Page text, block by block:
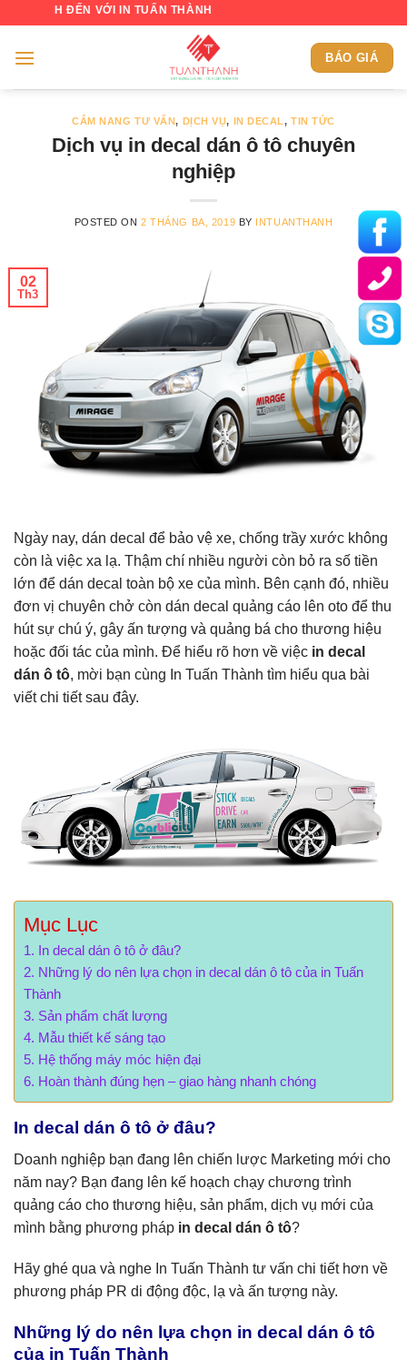
content
ĐẾN VỚI IN TUẤN THÀNH
BÁO GIÁ
CẨM NANG TƯ VẤN, DỊCH VỤ, IN DECAL,TIN TỨC
Dịch vụ in decal dán ô tô chuyên
nghiệp
POSTED ON2 THÁNG BA, 2019 BY INTUANTHANH
02
Th3
Ngày nay, dán decal để bảo vệ xe, chống trầy xước không
còn là việc xa lạ. Thậm chí nhiều người còn bỏ ra số tiền
lớn để dán decal toàn bộ xe của mình. Bên cạnh đó, nhiều
đơn vị chuyên chở còn dán decal quảng cáo lên oto để thu
hút sự chú ý, gây ấn tượng và quảng bá cho thương hiệu
hoặc đối tác của mình. Để hiểu rõ hơn về việc in decal
dán ô tô, mời bạn cùng In Tuấn Thành tìm hiểu qua bài
viết chi tiết sau đây.
Mục Lục
In decal dán ô tô ở đâu?
Những lý do nên lựa chọn in decal dán ô tô của in Tuấn
Thành
Sản phẩm chất lượng
Mẫu thiết kế sáng tạo
Hệ thống máy móc hiện đại
Hoàn thành đúng hẹn – giao hàng nhanh chóng
In decal dán ô tô ở đâu?
Doanh nghiệp bạn đang lên chiến lược Marketing mới cho
năm nay? Bạn đang lên kế hoạch chạy chương trình
quảng cáo cho thương hiệu, sản phẩm, dịch vụ mới của
mình bằng phương pháp in decal dán ô tô?
Hãy ghé qua và nghe In Tuấn Thành tư vấn chi tiết hơn về
phương pháp PR di động độc, lạ và ấn tượng này.
Những lý do nên lựa chọn in decal dán ô tô
của in Tuấn Thành